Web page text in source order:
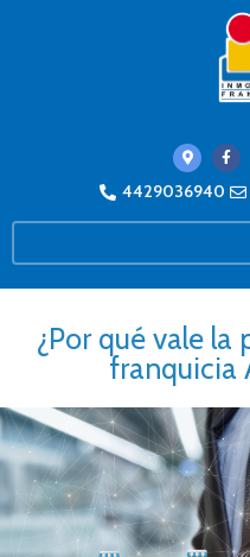
4429036940
¿Por qué vale
franquicia